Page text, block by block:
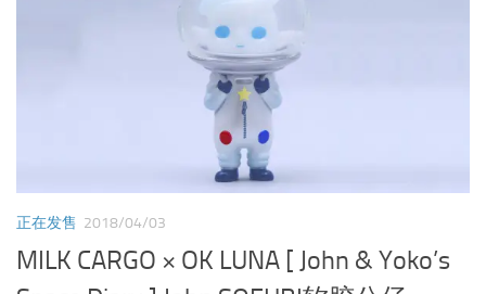
MILK CARGO × OK LUNA [ John & Yoko’s
Space Diary ] John SOFUBI软胶公仔
MILK CARGO SOFUBI系列第三弹，推出由月光狐JOBI THE
MOON FOX作者Kaiser创作的新绘本作品[ John & Yoko’s
第 1 页，共 2 页